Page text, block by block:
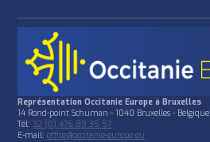
Représentation Occitanie Europe à Bruxelles
14 Rond-point Schuman - 1040 Bruxelles - Belgique
Tél:32 (0) 476 89 35 57
E-mail:office@occitanie-europe.eu